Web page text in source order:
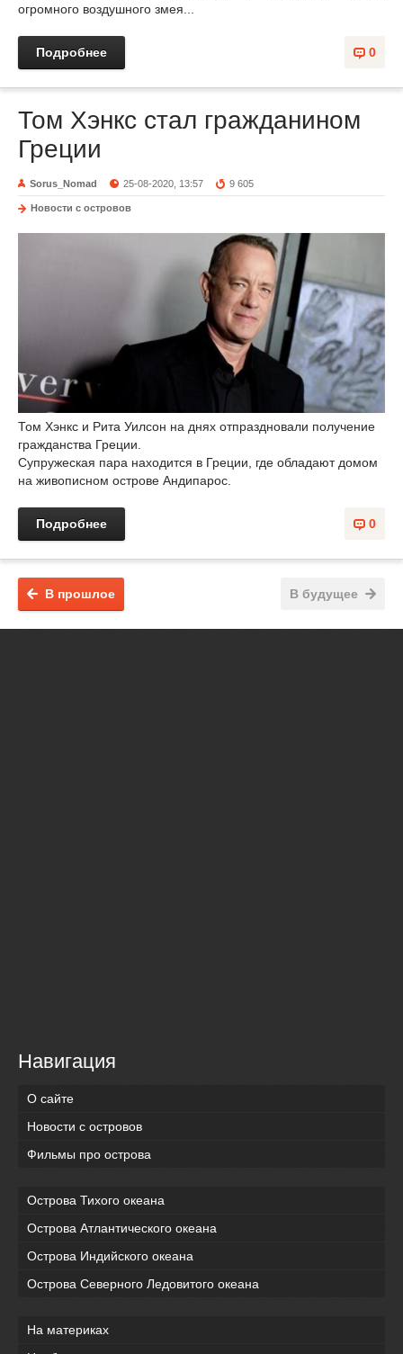
огромного воздушного змея...
0
Подробнее
Том Хэнкс стал гражданином
Греции
Sorus_Nomad 25-08-2020, 13:57 9 605
Новости с островов
Том Хэнкс и Рита Уилсон на днях отпраздновали получение
гражданства Греции.
Супружеская пара находится в Греции, где обладают домом
на живописном острове Андипарос.
0
Подробнее
В будущее
В прошлое
Навигация
О сайте
Новости с островов
Фильмы про острова
Острова Тихого океана
Острова Атлантического океана
Острова Индийского океана
Острова Северного Ледовитого океана
На материках